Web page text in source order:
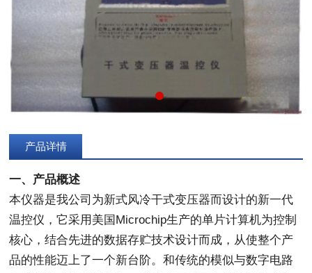
产品详情
一、产品概述
本仪器是我公司为新式风冷干式变压器而设计的新一代
温控仪，它采用美国Microchip生产的单片计算机为控制
核心，结合先进的数据存贮技术设计而成，从使整个产
品的性能迈上了一个新台阶。和传统的模似与数字电路